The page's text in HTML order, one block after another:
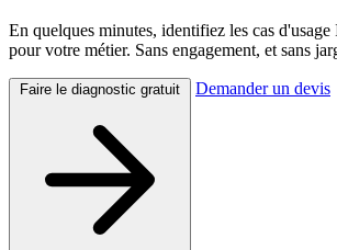
En quelques minutes, identifiez les cas
pour votre métier. Sans engagement, et sans
Faire le diagnostic gratuit Demander un devis